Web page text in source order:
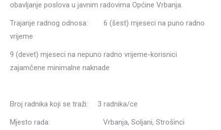
obavljanje poslova u javnim radovima Općine Vrbanja.
Trajanje radnog odnosa: 6 (šest) mjeseci na puno radno
vrijeme
9 (devet) mjeseci na nepuno radno vrijeme-korisnici
zajamčene minimalne naknade
Broj radnika koji se traži: 3 radnika/ce
Mjesto rada: Vrbanja, Soljani, Strošinci